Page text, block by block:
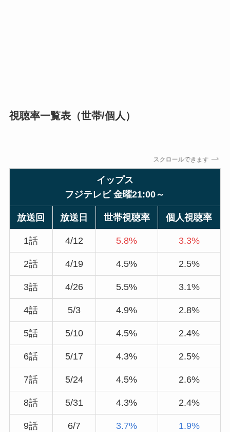
視聴率一覧表（世帯/個人）
スクロールできます
イップス
フジテレビ 金曜21:00～
放送回 放送日 世帯視聴率 個人視聴率
1話 4/12 5.8% 3.3%
2話 4/19 4.5% 2.5%
3話 4/26 5.5% 3.1%
4話 5/3 4.9% 2.8%
5話 5/10 4.5% 2.4%
6話 5/17 4.3% 2.5%
7話 5/24 4.5% 2.6%
8話 5/31 4.3% 2.4%
9話 6/7 3.7% 1.9%